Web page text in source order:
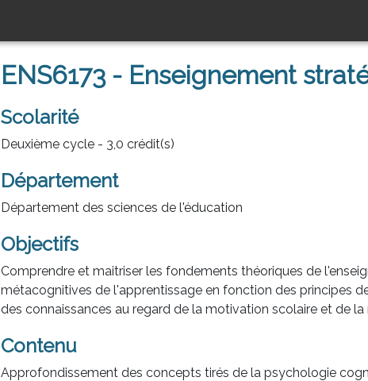
ENS6173 - Enseignement
Scolarité
Deuxième cycle - 3,0 crédit(s)
Département
Département des sciences de l'éducation
Objectifs
Comprendre et maitriser les fondements théoriques de
métacognitives de l'apprentissage en fonction des principes
des connaissances au regard de la motivation scolaire et de
Contenu
Approfondissement des concepts tirés de la psychologie